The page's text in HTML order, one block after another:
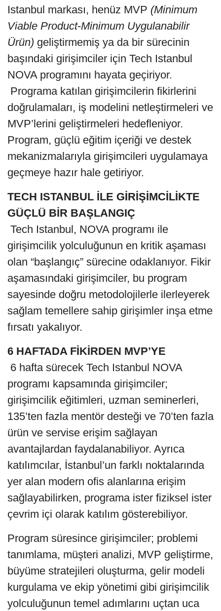
Istanbul markası, henüz MVP (Minimum
Viable Product-Minimum Uygulanabilir
Ürün) geliştirmemiş ya da bir sürecinin
başındaki girişimciler için Tech Istanbul
NOVA programını hayata geçiriyor.
Programa katılan girişimcilerin fikirlerini
doğrulamaları, iş modelini netleştirmeleri ve
MVP’lerini geliştirmeleri hedefleniyor.
Program, güçlü eğitim içeriği ve destek
mekanizmalarıyla girişimcileri uygulamaya
geçmeye hazır hale getiriyor.
TECH ISTANBUL İLE GİRİŞİMCİLİKTE
GÜÇLÜ BİR BAŞLANGIÇ
Tech Istanbul, NOVA programı ile
girişimcilik yolculuğunun en kritik aşaması
olan “başlangıç” sürecine odaklanıyor. Fikir
aşamasındaki girişimciler, bu program
sayesinde doğru metodolojilerle ilerleyerek
sağlam temellere sahip girişimler inşa etme
fırsatı yakalıyor.
6 HAFTADA FİKİRDEN MVP’YE
6 hafta sürecek Tech Istanbul NOVA
programı kapsamında girişimciler;
girişimcilik eğitimleri, uzman seminerleri,
135’ten fazla mentör desteği ve 70’ten fazla
ürün ve servise erişim sağlayan
avantajlardan faydalanabiliyor. Ayrıca
katılımcılar, İstanbul’un farklı noktalarında
yer alan modern ofis alanlarına erişim
sağlayabilirken, programa ister fiziksel ister
çevrim içi olarak katılım gösterebiliyor.
Program süresince girişimciler; problemi
tanımlama, müşteri analizi, MVP geliştirme,
büyüme stratejileri oluşturma, gelir modeli
kurgulama ve ekip yönetimi gibi girişimcilik
yolculuğunun temel adımlarını uçtan uca